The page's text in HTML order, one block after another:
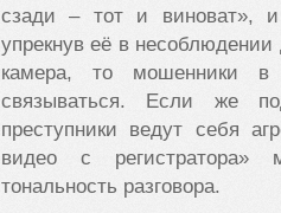
сзади – тот и виноват»,
упрекнув её в
камера, то мошенники в
связываться. Если же
преступники ведут себя
видео с регистратора»
тональность разговора.